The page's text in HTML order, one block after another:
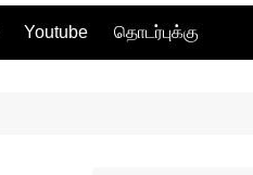
Youtube தொடர்புக்கு